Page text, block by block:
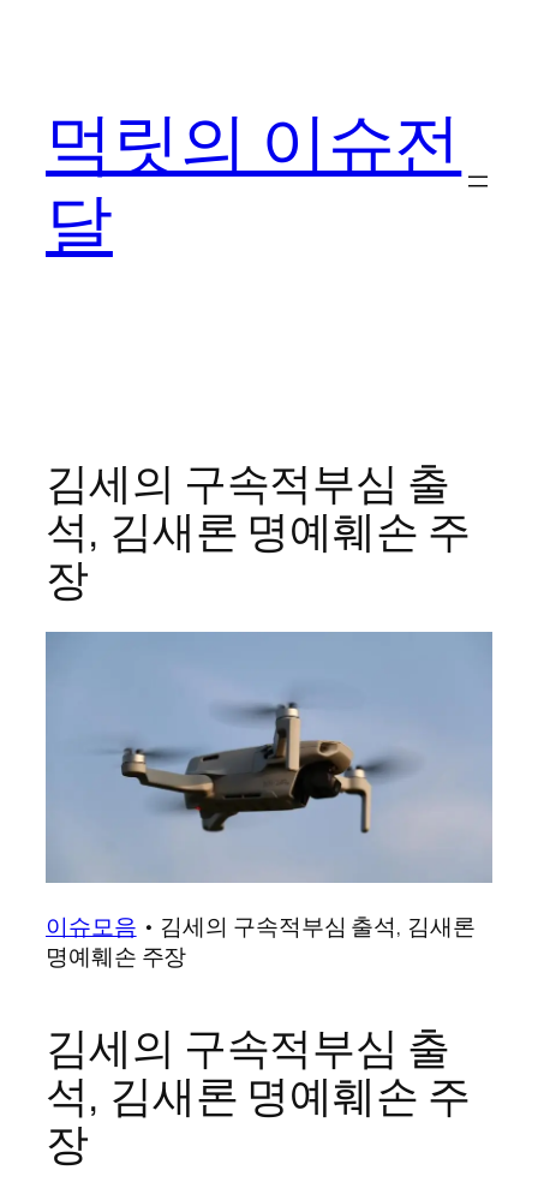
먹릿의 이슈전
달
김세의 구속적부심 출
석, 김새론 명예훼손 주
장
이슈모음 • 김세의 구속적부심 출석, 김새론
명예훼손 주장
김세의 구속적부심 출
석, 김새론 명예훼손 주
장